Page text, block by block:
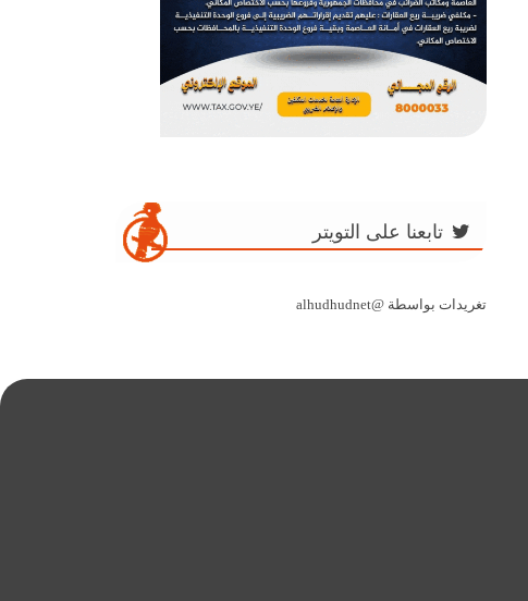
تابعنا على التويتر
تغريدات بواسطة @alhudhudnet